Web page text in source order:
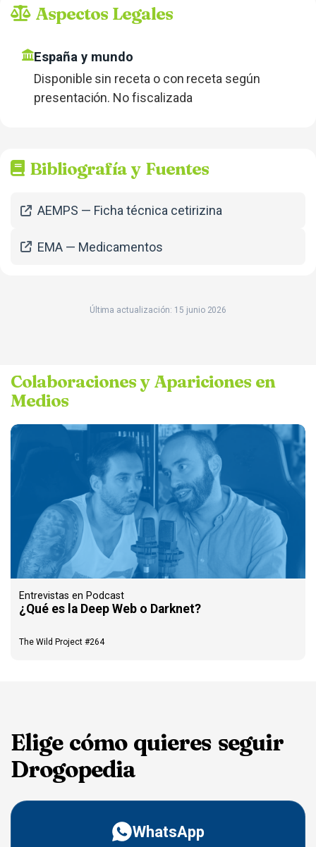
Aspectos Legales
España y mundo
Disponible sin receta o con receta según
presentación. No fiscalizada
Bibliografía y Fuentes
AEMPS — Ficha técnica cetirizina
EMA — Medicamentos
Última actualización: 15 junio 2026
Colaboraciones y Apariciones en
Medios
Entrevistas en Podcast
¿Qué es la Deep Web o Darknet?
The Wild Project #264
Elige cómo quieres seguir
Drogopedia
WhatsApp